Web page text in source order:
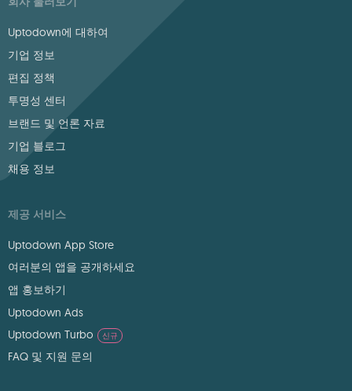
Uptodown에 대하여
기업 정보
편집 정책
투명성 센터
브랜드 및 언론 자료
기업 블로그
채용 정보
제공 서비스
Uptodown App Store
여러분의 앱을 공개하세요
앱 홍보하기
Uptodown Ads
Uptodown Turbo
신규
FAQ 및 지원 문의